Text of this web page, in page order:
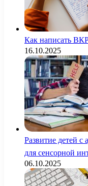
Как написать
16.10.2025
Развитие детей с
для сенсорной
06.10.2025